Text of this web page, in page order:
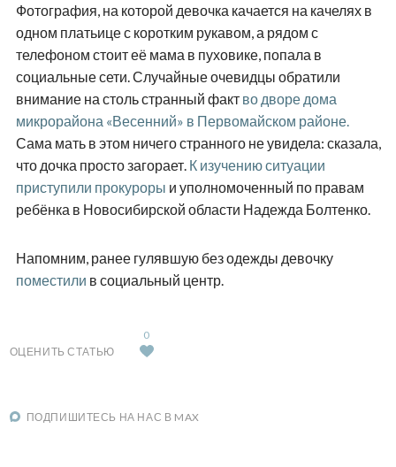
Фотография, на которой девочка качается на качелях в
одном платьице с коротким рукавом, а рядом с
телефоном стоит её мама в пуховике, попала в
социальные сети. Случайные очевидцы обратили
внимание на столь странный факт во дворе дома
микрорайона «Весенний» в Первомайском районе.
Сама мать в этом ничего странного не увидела: сказала,
что дочка просто загорает. К изучению ситуации
приступили прокуроры и уполномоченный по правам
ребёнка в Новосибирской области Надежда Болтенко.
Напомним, ранее гулявшую без одежды девочку
поместили в социальный центр.
ОЦЕНИТЬ СТАТЬЮ
0
ПОДПИШИТЕСЬ НА НАС В MAX